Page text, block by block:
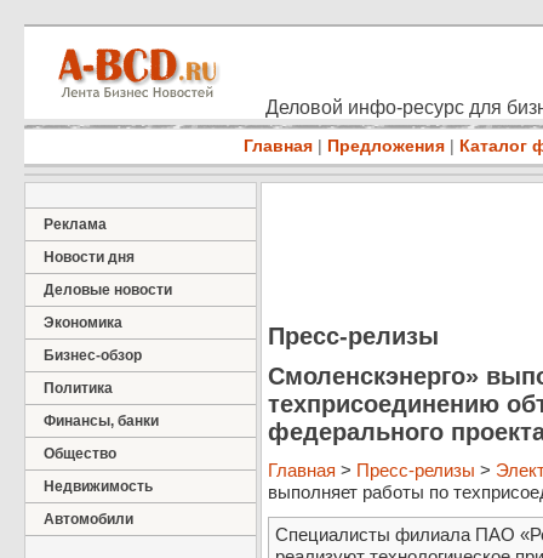
Деловой инфо-ресурс для
Главная | Предложения | Каталог
Реклама
Новости дня
Деловые новости
Экономика
Бизнес-обзор
Политика
Финансы, банки
Общество
Недвижимость
Автомобили
Пресс-релизы
Смоленскэнерго»
техприсоединению
федерального
Главная > Пресс-релизы >
выполняет работы по
Специалисты филиала ПАО